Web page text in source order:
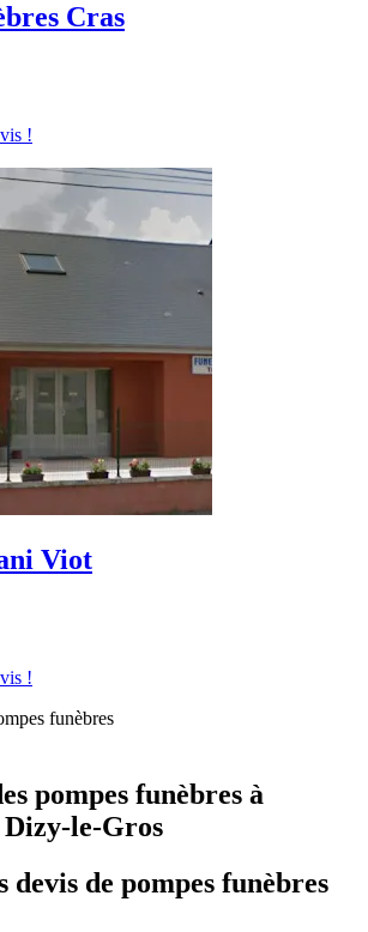
Cras
!
Viot
!
funèbres
pompes funèbres à
le-Gros
devis de pompes funèbres